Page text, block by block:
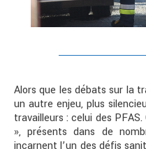
Alors que les débats sur la
un autre enjeu, plus
travailleurs : celui des
», présents dans de
incarnent l’un des défis